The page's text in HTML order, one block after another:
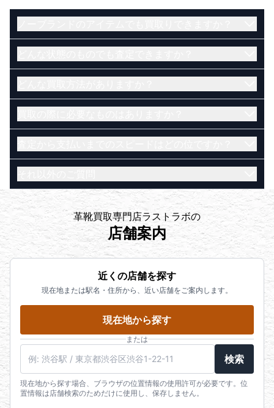
電話で直接相談したい方はこちら（受付時間
10:00~20:00）
メールで査定を依頼したい方はこちら
LINEで査定を依頼したい方はこちら
ざいます。まずは当店にお問い合わせくださいま
鑑定士に電話で直接相談したい方はこちら（受付
時間 10:00~20:00）
メールで査定を依頼したい方はこちら
LINEで査定を依頼したい方はこちら
【店頭買取】
します。金額にご納得いただけたらその場で現金に
【宅配買取】
お品物をダンボールに詰めて送るだけの人気サービ
スです。忙しくてお店に行く時間のない方や遠方の
方にもお勧めです。
【出張買取】
す。量が多く店舗まで遠い方などにお勧めのサービ
スです。
店頭買取はこちら
宅配買取はこちら
出張買取はこちら
鑑定士に電話で直接相談したい方はこちら（受付
時間 10:00~20:00）
メールで査定を依頼したい方はこちら
LINEで査定を依頼したい方はこちら
で、下記の1～8のうち、いずれか一つをお持ちくだ
運転免許証
運転経歴証明書
パスポート
住民基本台帳カード
健康保険証※
特別永住者証明書
個人番号カード
※200万円を超えるお取引の際は健康保険証に加え、
発行日から3ヶ月以内の公共料金領収書（請求書）又
は住民票が必要となります。
※身分証の住所に相違がある場合は以下の物が必要に
なります。本人確認の身分証の住所が異なる場合
は、本人様名義の現在お住まいである住所を確認で
きる物が必要になります。発行日から3ヶ月以内の公
いたします。宅配買取であれば買取成立後、即日ま
たは翌日営業日には送金いたします。
※1. 金融機関の営業日によって送金日が前後する可能
性がございます。
※2. 100万円を超えるお支払いに際しては、お支払い
価なお品物をお持ち込みの場合は、事前にお声がけ
いただけますと幸いです。
恐れ入りますが、下記よりお問い合わせ下さいま
せ。
よくある質問一覧はこちら
電話でのご相談はこちら（受付時間
10:00~20:00）
LINEでのご相談はこちら
革靴買取専門店ラストラボの
店舗案内
近くの店舗を探す
現在地または駅名・住所から、近い店舗をご案内します。
現在地から探す
または
検索
現在地から探す場合、ブラウザの位置情報の使用許可が必要です。位
置情報は店舗検索のためだけに使用し、保存しません。